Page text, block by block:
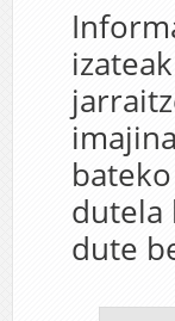
dutela
dute